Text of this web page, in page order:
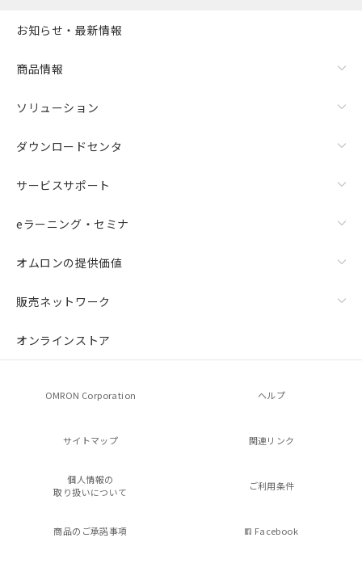
お知らせ・最新情報
商品情報
ソリューション
ダウンロードセンタ
サービスサポート
eラーニング・セミナ
オムロンの提供価値
販売ネットワーク
オンラインストア
OMRON Corporation ヘルプ
サイトマップ 関連リンク
個人情報の
取り扱いについて
ご利用条件
商品のご承諾事項 Facebook